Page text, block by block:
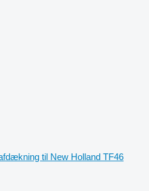
til New Holland TF46